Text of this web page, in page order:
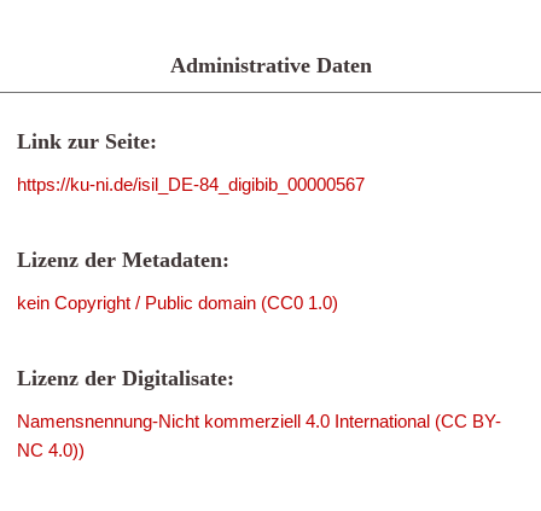
Administrative Daten
Link zur Seite:
https://ku-ni.de/isil_DE-84_digibib_00000567
Lizenz der Metadaten:
kein Copyright / Public domain (CC0 1.0)
Lizenz der Digitalisate:
Namensnennung-Nicht kommerziell 4.0 International (CC BY-
NC 4.0))